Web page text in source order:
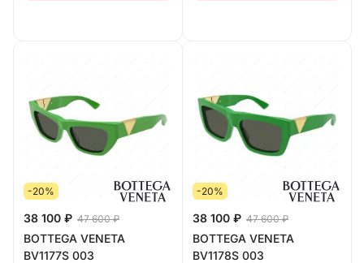
-20%
38 100 ₽ 47 600 ₽
BOTTEGA VENETA
BV1177S 003
-20%
38 100 ₽ 47 600 ₽
BOTTEGA VENETA
BV1178S 003